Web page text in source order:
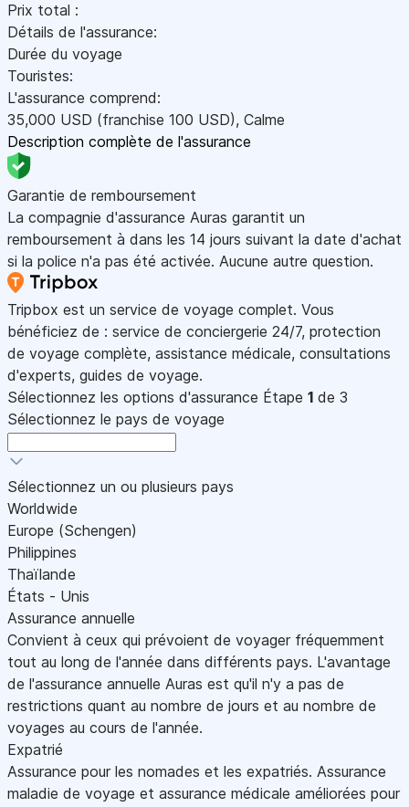
Prix total :
Détails de l'assurance:
Durée du voyage
Touristes:
L'assurance comprend:
35,000 USD (franchise 100 USD), Calme
Description complète de l'assurance
Garantie de remboursement
La compagnie d'assurance Auras garantit un
remboursement à dans les 14 jours suivant la date d'achat
si la police n'a pas été activée. Aucune autre question.
Tripbox est un service de voyage complet. Vous
bénéficiez de : service de conciergerie 24/7, protection
de voyage complète, assistance médicale, consultations
d'experts, guides de voyage.
Sélectionnez les options d'assurance Étape 1 de 3
Sélectionnez le pays de voyage
Sélectionnez un ou plusieurs pays
Worldwide
Europe (Schengen)
Philippines
Thaïlande
États - Unis
Assurance annuelle
Convient à ceux qui prévoient de voyager fréquemment
tout au long de l'année dans différents pays. L'avantage
de l'assurance annuelle Auras est qu'il n'y a pas de
restrictions quant au nombre de jours et au nombre de
voyages au cours de l'année.
Expatrié
Assurance pour les nomades et les expatriés. Assurance
maladie de voyage et assurance médicale améliorées pour